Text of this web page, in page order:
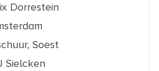
Dorrestein
Soest
Sielcken